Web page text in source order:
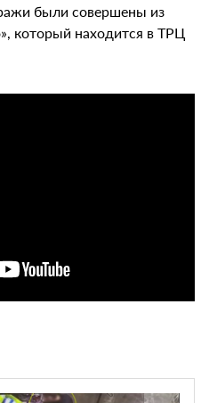
были совершены из
который находится в ТРЦ